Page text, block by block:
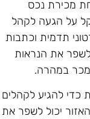
מכירת נכס
על הגעה לקהל
תדמית וכתבות
את הנראות
במהרה.
כדי להגיע לקהלים
יכול לשפר את